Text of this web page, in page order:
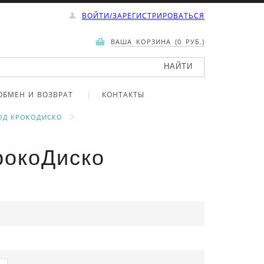
ВОЙТИ/ЗАРЕГИСТРИРОВАТЬСЯ
ВАША КОРЗИНА (0 РУБ.)
И ВОЗВРАТ КОНТАКТЫ
КРОКОДИСКО